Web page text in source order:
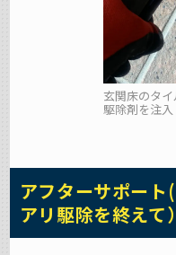
玄関床のタ
駆除剤を注入
アフターサポー
アリ駆除を終えて）